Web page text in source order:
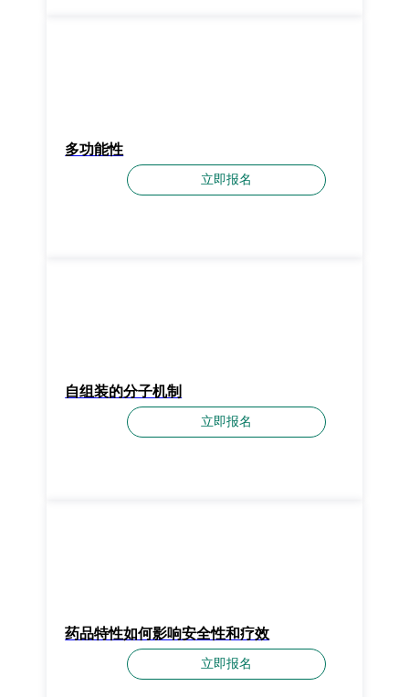
多功能性
立即报名
自组装的分子机制
立即报名
药品特性如何影响安全性和疗效
立即报名